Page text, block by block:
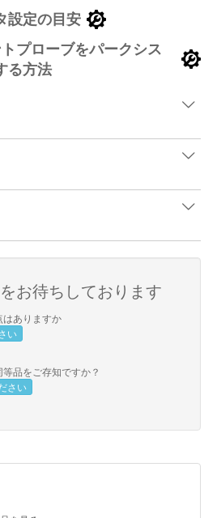
設定の目安
プローブをパークシス
る方法
お待ちしております
はありますか
い
品をご存知ですか？
さい